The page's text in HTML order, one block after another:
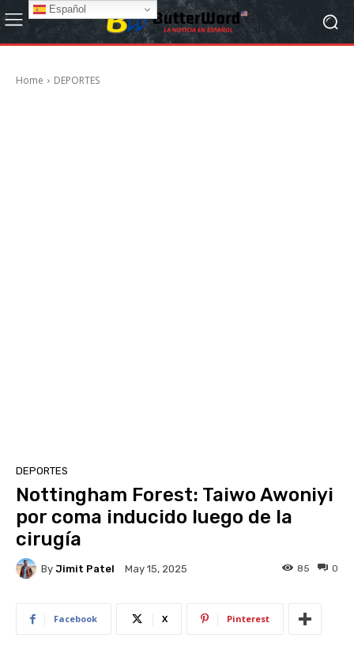
Home DEPORTES
DEPORTES
Nottingham Forest: Taiwo Awoniyi
por coma inducido luego de la
cirugía
By Jimit Patel May 15, 2025 0
85
Facebook X Pinterest
Español